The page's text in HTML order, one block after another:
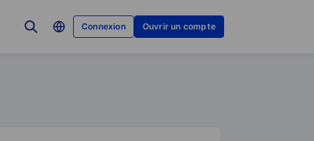
Connexion Ouvrir un compte